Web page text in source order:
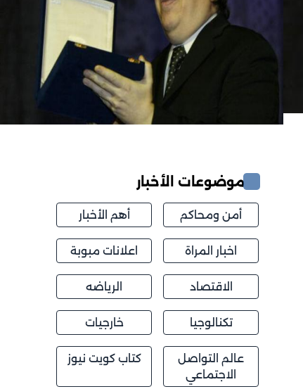
موضوعات الأخبار
أمن ومحاكم أهم الأخبار
اخبار المراة اعلانات مبوبة
الاقتصاد الرياضه
تكنالوجيا خارجيات
عالم التواصل
الاجتماعي
كتاب كويت نيوز